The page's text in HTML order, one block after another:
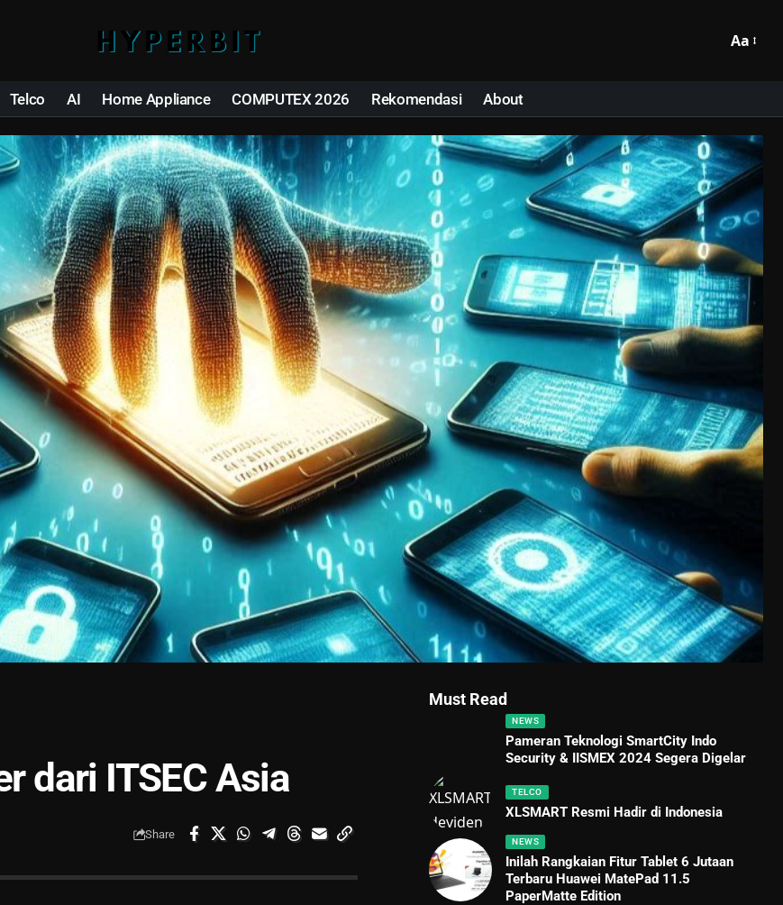
Aa
Telco AI Home Appliance COMPUTEX 2026 Rekomendasi About
dari ITSEC Asia
Share
Must Read
NEWS
Pameran Teknologi SmartCity Indo
Security & IISMEX 2024 Segera Digelar
TELCO
XLSMART Resmi Hadir di Indonesia
NEWS
Inilah Rangkaian Fitur Tablet 6 Jutaan
Terbaru Huawei MatePad 11.5
PaperMatte Edition